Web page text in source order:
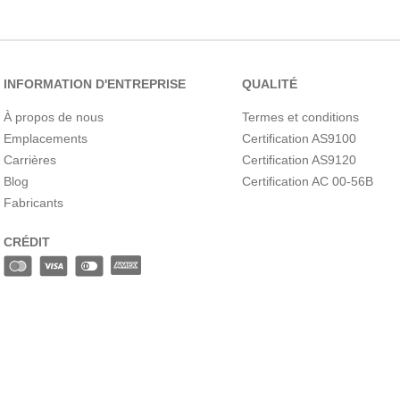
INFORMATION D'ENTREPRISE
À propos de nous
Emplacements
Carrières
Blog
Fabricants
QUALITÉ
Termes et conditions
Certification AS9100
Certification AS9120
Certification AC 00-56B
CRÉDIT